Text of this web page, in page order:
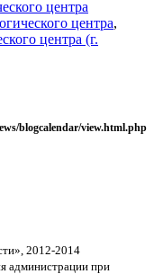
центра
центра,
центра (г.
blogcalendar/view.html.php
2012-2014
администрации при